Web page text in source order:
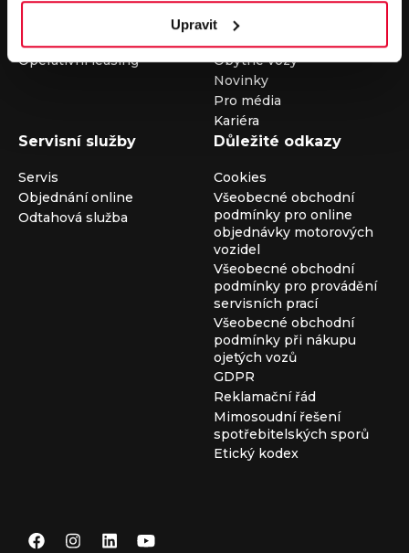
Upravit
Operativní leasing
Kontakty
Obytné vozy
Novinky
Pro média
Kariéra
Servisní služby
Servis
Objednání online
Odtahová služba
Důležité odkazy
Cookies
Všeobecné obchodní
podmínky pro online
objednávky motorových
vozidel
Všeobecné obchodní
podmínky pro provádění
servisních prací
Všeobecné obchodní
podmínky při nákupu
ojetých vozů
GDPR
Reklamační řád
Mimosoudní řešení
spotřebitelských sporů
Etický kodex